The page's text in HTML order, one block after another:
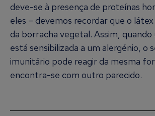
deve-se à presença de proteínas
eles – devemos recordar que o
da borracha vegetal. Assim, quando
está sensibilizada a um alergénio, o
imunitário pode reagir da mesma
encontra-se com outro parecido.